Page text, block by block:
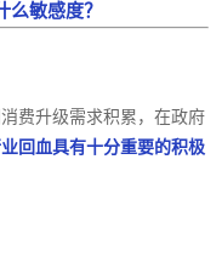
么敏感度？
费升级需求积累，在政府
回血具有十分重要的积极